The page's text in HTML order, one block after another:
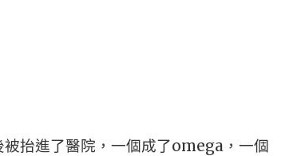
抬進了醫院，一個成了omega，一個